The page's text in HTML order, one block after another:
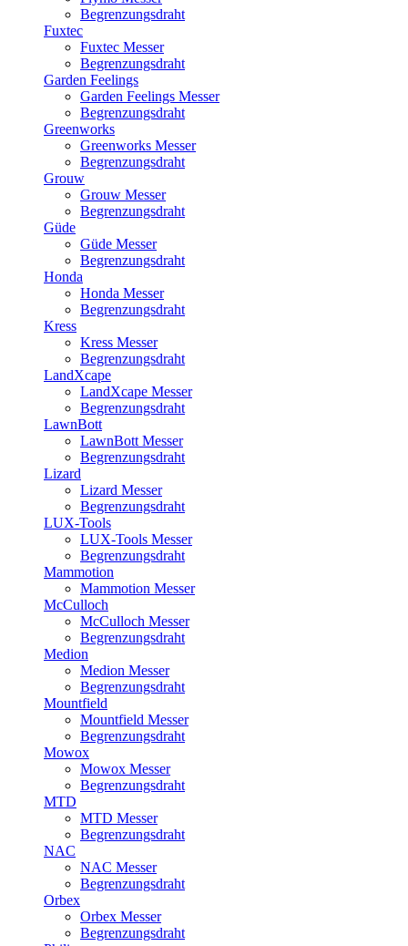
Begrenzungsdraht
Fuxtec
Fuxtec Messer
Begrenzungsdraht
Garden Feelings
Garden Feelings Messer
Begrenzungsdraht
Greenworks
Greenworks Messer
Begrenzungsdraht
Grouw
Grouw Messer
Begrenzungsdraht
Güde
Güde Messer
Begrenzungsdraht
Honda
Honda Messer
Begrenzungsdraht
Kress
Kress Messer
Begrenzungsdraht
LandXcape
LandXcape Messer
Begrenzungsdraht
LawnBott
LawnBott Messer
Begrenzungsdraht
Lizard
Lizard Messer
Begrenzungsdraht
LUX-Tools
LUX-Tools Messer
Begrenzungsdraht
Mammotion
Mammotion Messer
McCulloch
McCulloch Messer
Begrenzungsdraht
Medion
Medion Messer
Begrenzungsdraht
Mountfield
Mountfield Messer
Begrenzungsdraht
Mowox
Mowox Messer
Begrenzungsdraht
MTD
MTD Messer
Begrenzungsdraht
NAC
NAC Messer
Begrenzungsdraht
Orbex
Orbex Messer
Begrenzungsdraht